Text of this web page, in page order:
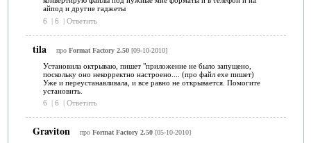
айпод и другие гаджеты
6
| 6 | Ответить
tila про Format Factory 2.50[09-10-2010]
Установила октрываю, пишет "приложение не было запущено,
поскольку оно некорректно настроено.... (про файл exe пишет)
Уже и переустанавливала, и все равно не открывается. Помогите
установить.
6
| 6 | Ответить
Graviton про Format Factory 2.50[05-10-2010]